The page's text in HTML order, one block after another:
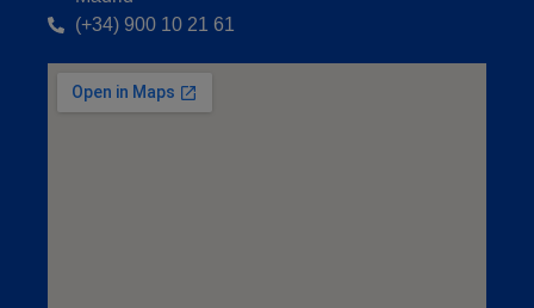
(+34) 900 10 21 61